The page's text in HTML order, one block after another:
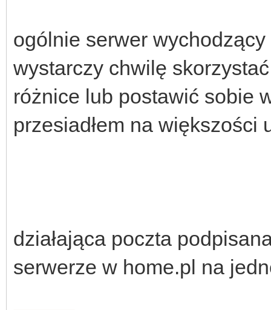
ogólnie serwer
wystarczy chwilę
różnice lub postawić sobie
przesiadłem na
działająca poczta
serwerze w home.pl na